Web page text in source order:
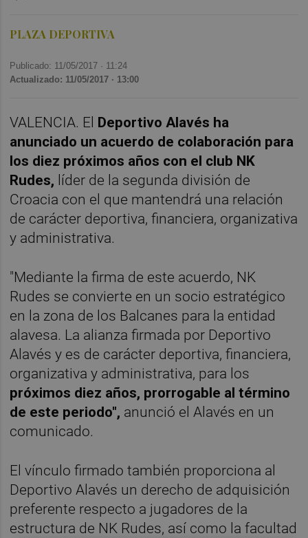
PLAZA DEPORTIVA
Publicado: 11/05/2017 · 11:24
Actualizado: 11/05/2017 · 13:00
VALENCIA. El Deportivo Alavés ha
anunciado un acuerdo de colaboración para
los diez próximos años con el club NK
Rudes, líder de la segunda división de
Croacia con el que mantendrá una relación
de carácter deportiva, financiera, organizativa
y administrativa.
"Mediante la firma de este acuerdo, NK
Rudes se convierte en un socio estratégico
en la zona de los Balcanes para la entidad
alavesa. La alianza firmada por Deportivo
Alavés y es de carácter deportiva, financiera,
organizativa y administrativa, para los
próximos diez años, prorrogable al término
de este periodo", anunció el Alavés en un
comunicado.
El vínculo firmado también proporciona al
Deportivo Alavés un derecho de adquisición
preferente respecto a jugadores de la
estructura de NK Rudes, así como la facultad